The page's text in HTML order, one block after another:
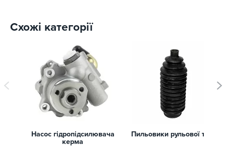
Схожі категорії
Насос гідропідсилювача
керма
Пильовики рульової тяги